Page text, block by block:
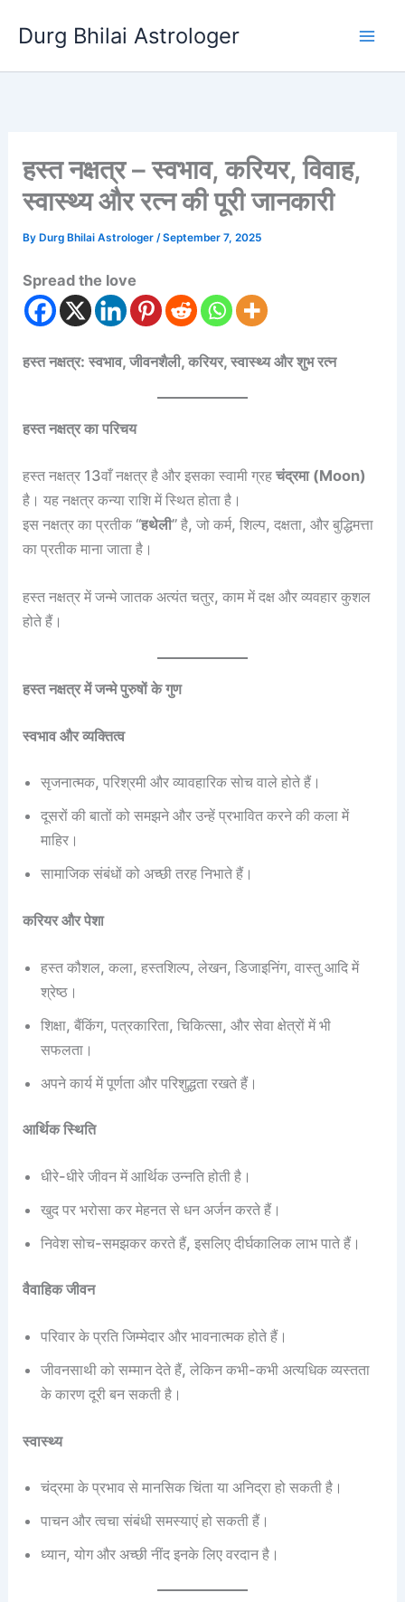
Durg Bhilai Astrologer
हस्त नक्षत्र – स्वभाव, करियर, विवाह,
स्वास्थ्य और रत्न की पूरी जानकारी
By Durg Bhilai Astrologer/September 7, 2025
Spread the love
हस्त नक्षत्र: स्वभाव, जीवनशैली, करियर, स्वास्थ्य और शुभ रत्न
हस्त नक्षत्र का परिचय
हस्त नक्षत्र 13वाँ नक्षत्र है और इसका स्वामी ग्रहचंद्रमा (Moon)
है। यह नक्षत्र कन्या राशि में स्थित होता है।
इस नक्षत्र का प्रतीक “हथेली” है, जो कर्म, शिल्प, दक्षता, और बुद्धिमत्ता
का प्रतीक माना जाता है।
हस्त नक्षत्र में जन्मे जातक अत्यंत चतुर, काम में दक्ष और व्यवहार कुशल
होते हैं।
हस्त नक्षत्र में जन्मे पुरुषों के गुण
स्वभाव और व्यक्तित्व
सृजनात्मक, परिश्रमी और व्यावहारिक सोच वाले होते हैं।
दूसरों की बातों को समझने और उन्हें प्रभावित करने की कला में
माहिर।
सामाजिक संबंधों को अच्छी तरह निभाते हैं।
करियर और पेशा
हस्त कौशल, कला, हस्तशिल्प, लेखन, डिजाइनिंग, वास्तु आदि में
श्रेष्ठ।
शिक्षा, बैंकिंग, पत्रकारिता, चिकित्सा, और सेवा क्षेत्रों में भी
सफलता।
अपने कार्य में पूर्णता और परिशुद्धता रखते हैं।
आर्थिक स्थिति
धीरे-धीरे जीवन में आर्थिक उन्नति होती है।
खुद पर भरोसा कर मेहनत से धन अर्जन करते हैं।
निवेश सोच-समझकर करते हैं, इसलिए दीर्घकालिक लाभ पाते हैं।
वैवाहिक जीवन
परिवार के प्रति जिम्मेदार और भावनात्मक होते हैं।
जीवनसाथी को सम्मान देते हैं, लेकिन कभी-कभी अत्यधिक व्यस्तता
के कारण दूरी बन सकती है।
स्वास्थ्य
चंद्रमा के प्रभाव से मानसिक चिंता या अनिद्रा हो सकती है।
पाचन और त्वचा संबंधी समस्याएं हो सकती हैं।
ध्यान, योग और अच्छी नींद इनके लिए वरदान है।